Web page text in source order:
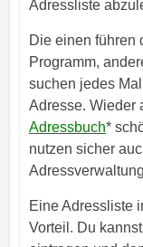
Adressliste
Die einen führen
Programm,
suchen jedes
Adresse. Wieder
Adressbuch*
nutzen sicher
Eine Adressliste
Vorteil. Du